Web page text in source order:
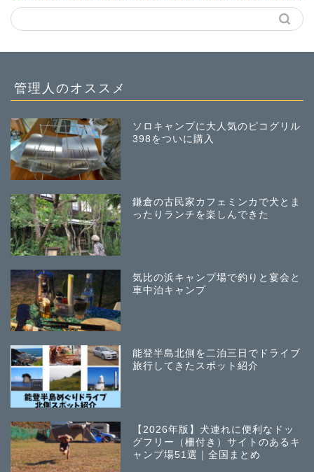
管理人のオススメ
ソロキャンプに大人気のピコグリル
398をついに購入
鎌倉の古民家カフェミンカで犬とま
ったりランチを楽しんできた
気比の浜キャンプ場で釣りと宴会と
車中泊キャンプ
能登半島北側を二泊三日でドライブ
旅行してきたスポット紹介
【2026年版】犬連れに便利なドッ
グフリー（柵付き）サイトのあるキ
ャンプ場51選｜全国まとめ